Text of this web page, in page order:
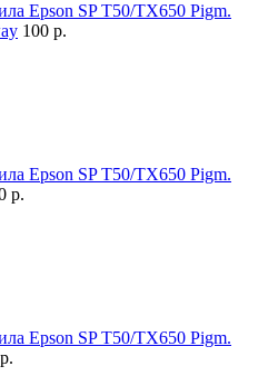
Epson SP T50/TX650 Pigm.
100 р.
Epson SP T50/TX650 Pigm.
р.
Epson SP T50/TX650 Pigm.